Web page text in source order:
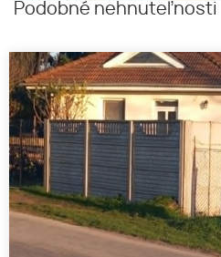
Podobné nehnuteľnosti